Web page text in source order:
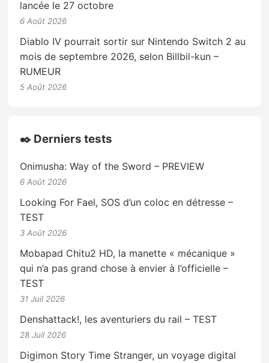
lancée le 27 octobre
6 Août 2026
Diablo IV pourrait sortir sur Nintendo Switch 2 au
mois de septembre 2026, selon Billbil-kun –
RUMEUR
5 Août 2026
✒️ Derniers tests
Onimusha: Way of the Sword – PREVIEW
6 Août 2026
Looking For Fael, SOS d’un coloc en détresse –
TEST
3 Août 2026
Mobapad Chitu2 HD, la manette « mécanique »
qui n’a pas grand chose à envier à l’officielle –
TEST
31 Juil 2026
Denshattack!, les aventuriers du rail – TEST
28 Juil 2026
Digimon Story Time Stranger, un voyage digital